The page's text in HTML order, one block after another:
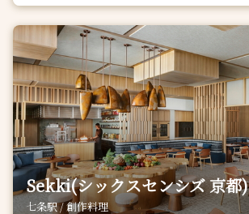
Sekki(シックスセンシズ 京都)
七条駅 / 創作料理